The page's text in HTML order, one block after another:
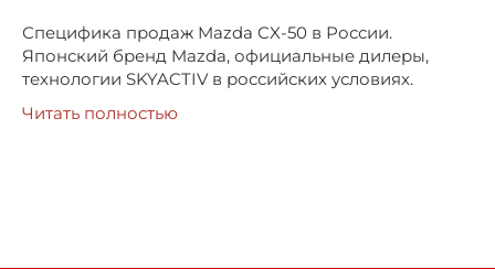
Специфика продаж Mazda CX-50 в России.
Японский бренд Mazda, официальные дилеры,
технологии SKYACTIV в российских условиях.
Читать полностью